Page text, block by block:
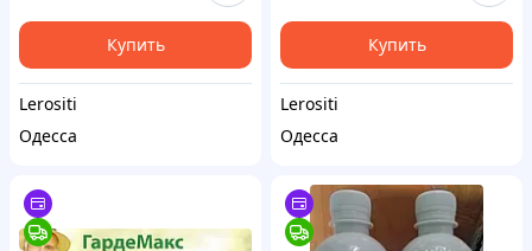
Купить
Lerositi
Одесса
Купить
Lerositi
Одесса